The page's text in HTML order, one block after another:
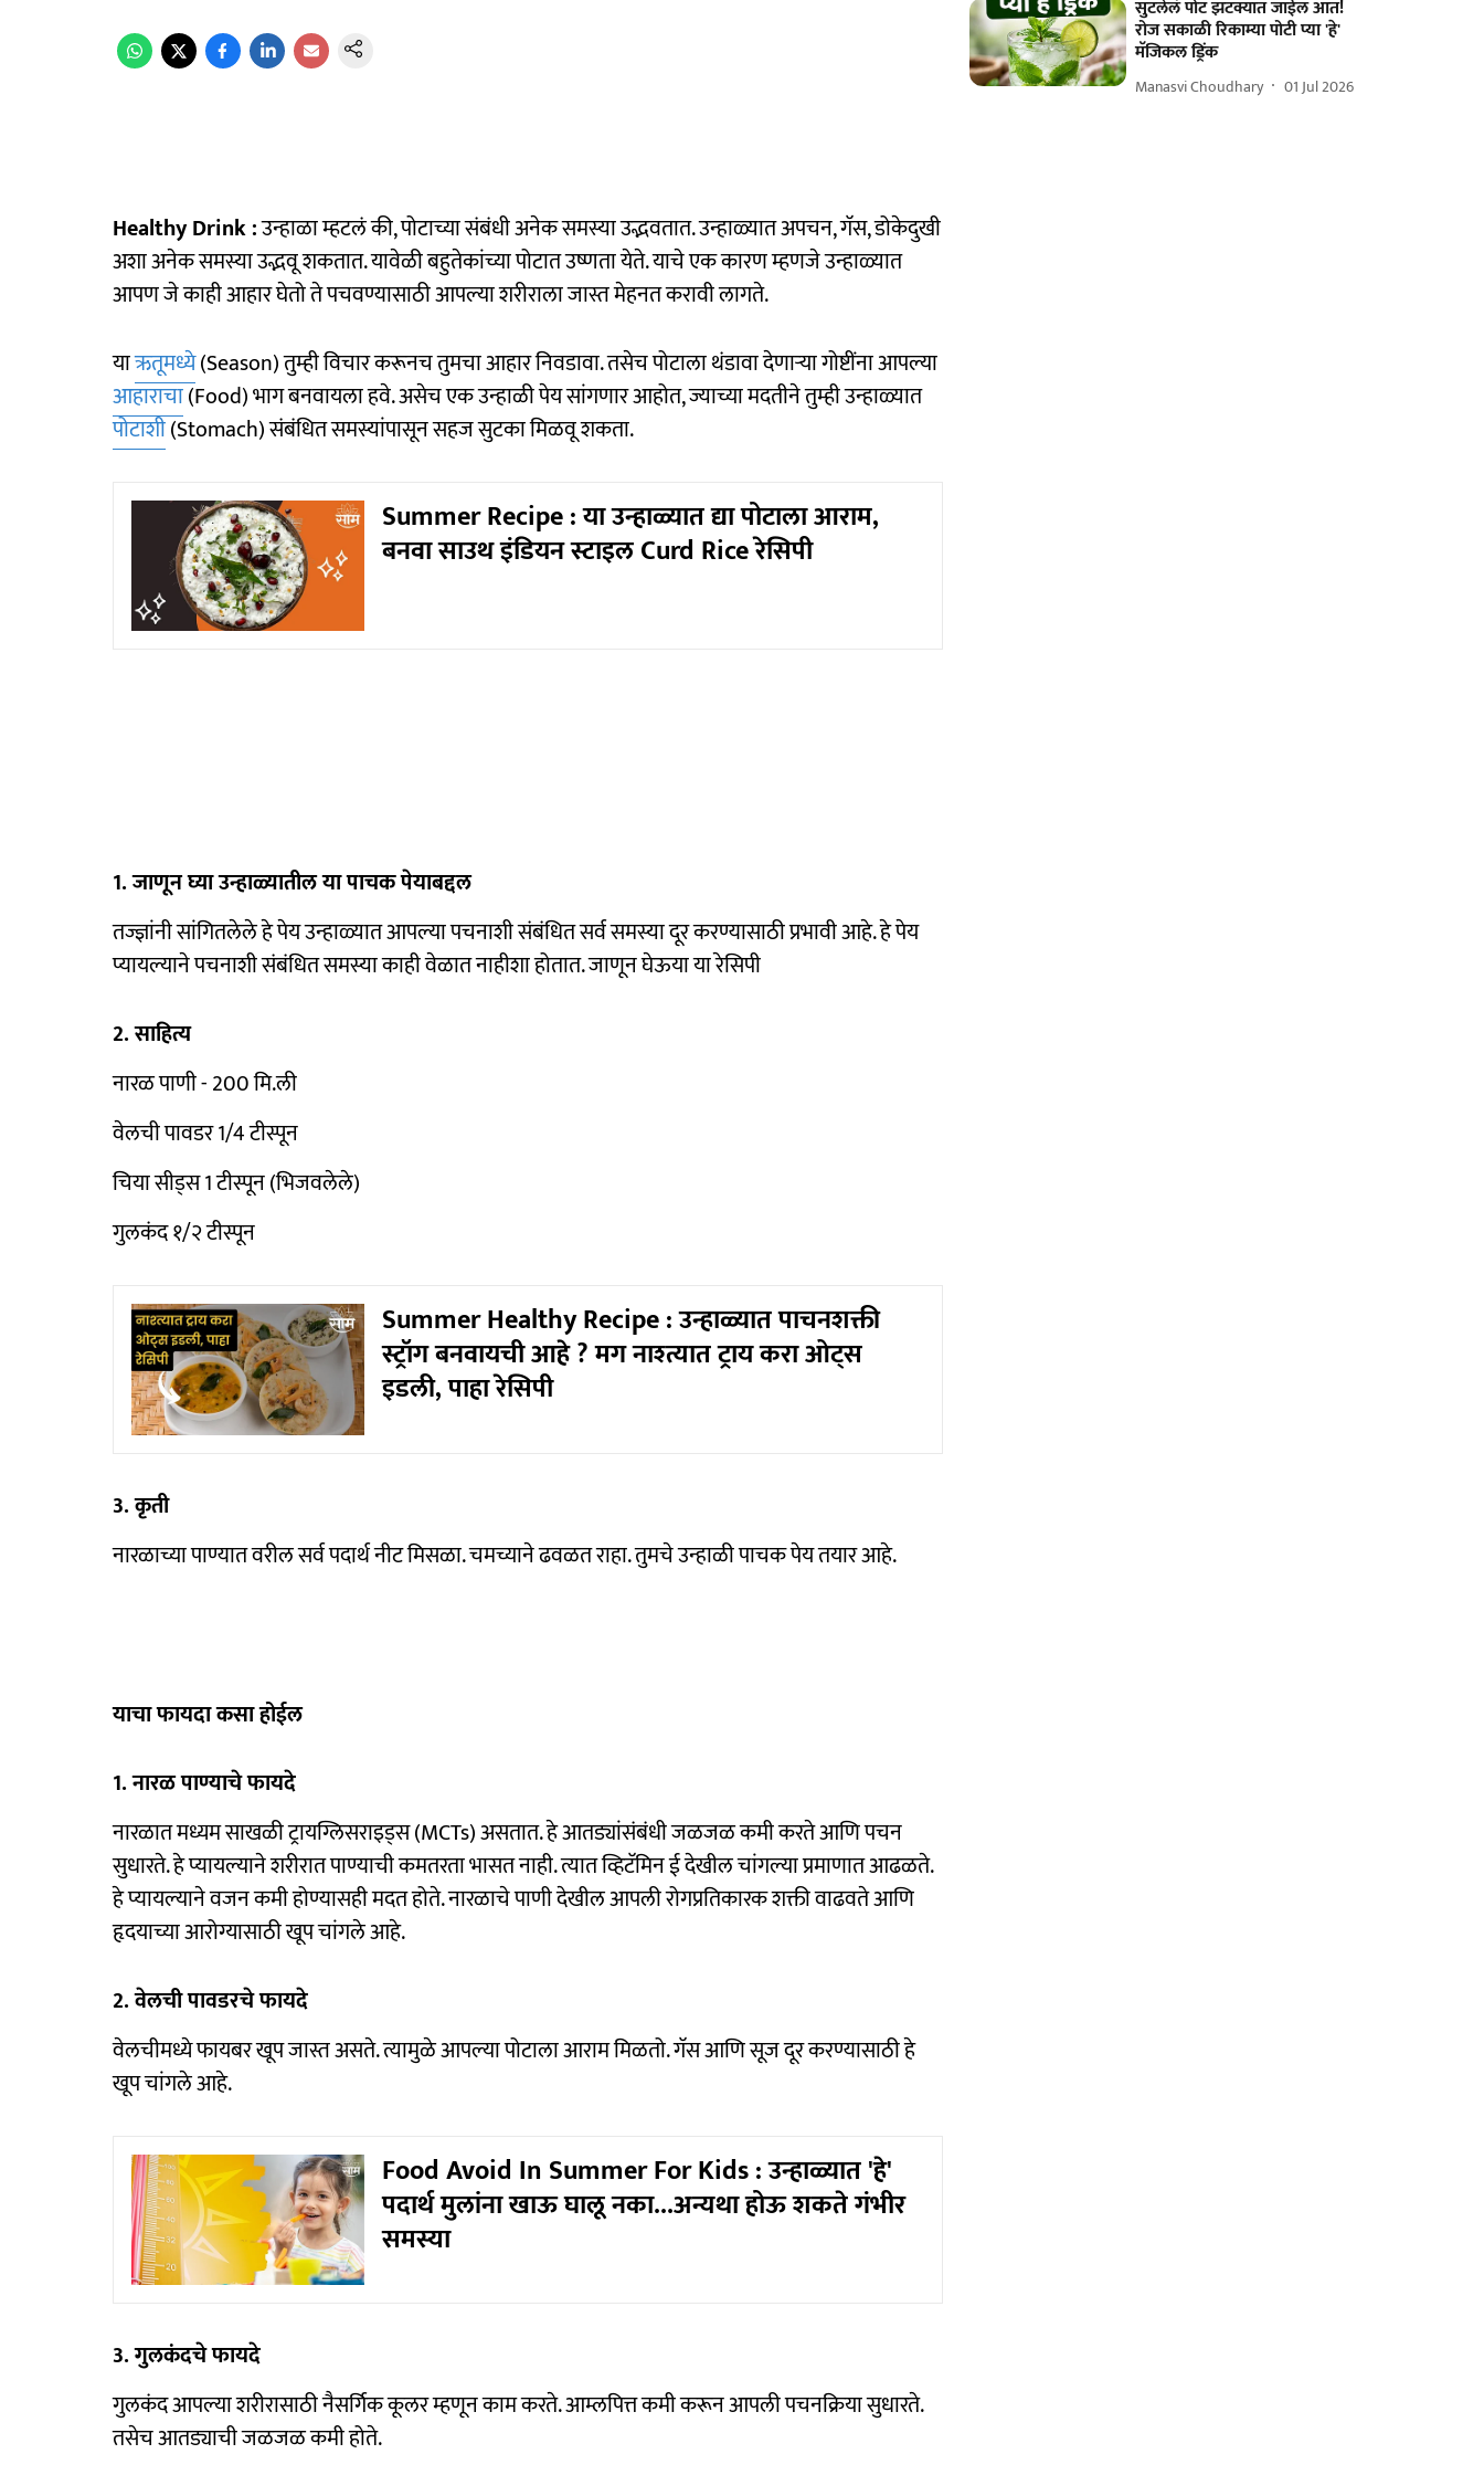
Healthy Drink :उन्हाळा म्हटलं की, पोटाच्या संबंधी अनेक समस्या उद्भवतात. उन्हाळ्यात अपचन, गॅस, डोकेदुखी
अशा अनेक समस्या उद्भवू शकतात. यावेळी बहुतेकांच्या पोटात उष्णता येते. याचे एक कारण म्हणजे उन्हाळ्यात
आपण जे काही आहार घेतो ते पचवण्यासाठी आपल्या शरीराला जास्त मेहनत करावी लागते.
याऋतूमध्ये(Season) तुम्ही विचार करूनच तुमचा आहार निवडावा. तसेच पोटाला थंडावा देणाऱ्या गोष्टींना आपल्या
आहाराचा(Food) भाग बनवायला हवे. असेच एक उन्हाळी पेय सांगणार आहोत, ज्याच्या मदतीने तुम्ही उन्हाळ्यात
पोटाशी(Stomach) संबंधित समस्यांपासून सहज सुटका मिळवू शकता.
Summer Recipe : या उन्हाळ्यात द्या पोटाला आराम,
बनवा साउथ इंडियन स्टाइल Curd Rice रेसिपी
1. जाणून घ्या उन्हाळ्यातील या पाचक पेयाबद्दल
तज्ज्ञांनी सांगितलेले हे पेय उन्हाळ्यात आपल्या पचनाशी संबंधित सर्व समस्या दूर करण्यासाठी प्रभावी आहे. हे पेय
प्यायल्याने पचनाशी संबंधित समस्या काही वेळात नाहीशा होतात. जाणून घेऊया या रेसिपी
2. साहित्य
नारळ पाणी - 200 मि.ली
वेलची पावडर 1/4 टीस्पून
चिया सीड्स 1 टीस्पून (भिजवलेले)
गुलकंद १/२ टीस्पून
Summer Healthy Recipe : उन्हाळ्यात पाचनशक्ती
स्ट्रॉग बनवायची आहे ? मग नाश्त्यात ट्राय करा ओट्स
इडली, पाहा रेसिपी
3. कृती
नारळाच्या पाण्यात वरील सर्व पदार्थ नीट मिसळा. चमच्याने ढवळत राहा. तुमचे उन्हाळी पाचक पेय तयार आहे.
याचा फायदा कसा होईल
1. नारळ पाण्याचे फायदे
नारळात मध्यम साखळी ट्रायग्लिसराइड्स (MCTs) असतात. हे आतड्यांसंबंधी जळजळ कमी करते आणि पचन
सुधारते. हे प्यायल्याने शरीरात पाण्याची कमतरता भासत नाही. त्यात व्हिटॅमिन ई देखील चांगल्या प्रमाणात आढळते.
हे प्यायल्याने वजन कमी होण्यासही मदत होते. नारळाचे पाणी देखील आपली रोगप्रतिकारक शक्ती वाढवते आणि
हृदयाच्या आरोग्यासाठी खूप चांगले आहे.
2. वेलची पावडरचे फायदे
वेलचीमध्ये फायबर खूप जास्त असते. त्यामुळे आपल्या पोटाला आराम मिळतो. गॅस आणि सूज दूर करण्यासाठी हे
खूप चांगले आहे.
Food Avoid In Summer For Kids : उन्हाळ्यात 'हे'
पदार्थ मुलांना खाऊ घालू नका...अन्यथा होऊ शकते गंभीर
समस्या
3. गुलकंदचे फायदे
गुलकंद आपल्या शरीरासाठी नैसर्गिक कूलर म्हणून काम करते. आम्लपित्त कमी करून आपली पचनक्रिया सुधारते.
तसेच आतड्याची जळजळ कमी होते.
सुटलेलं पोट झटक्यात जाईल आत!
रोज सकाळी रिकाम्या पोटी प्या 'हे'
मॅजिकल ड्रिंक
Manasvi Choudhary 01 Jul 2026